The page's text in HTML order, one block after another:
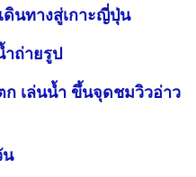
นทางสู่เกาะญี่ปุ่น
ถ่ายรูป
เล่นน้ำ ขึ้นจุดชมวิวอ่าว